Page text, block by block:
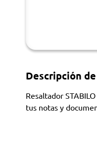
Descripción
Resaltador
tus notas y